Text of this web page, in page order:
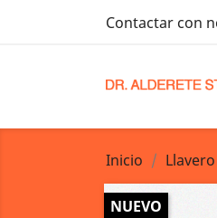
Contactar con
Inicio
NUEVO